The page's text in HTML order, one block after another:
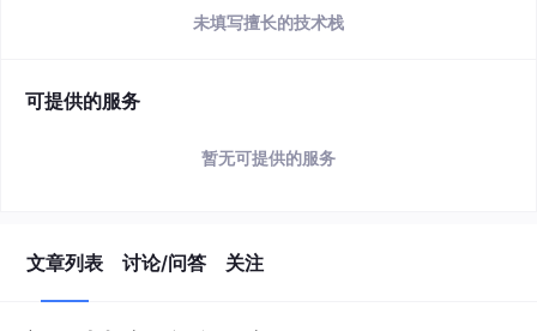
未填写擅长的技术栈
可提供的服务
暂无可提供的服务
文章列表 讨论/问答 关注